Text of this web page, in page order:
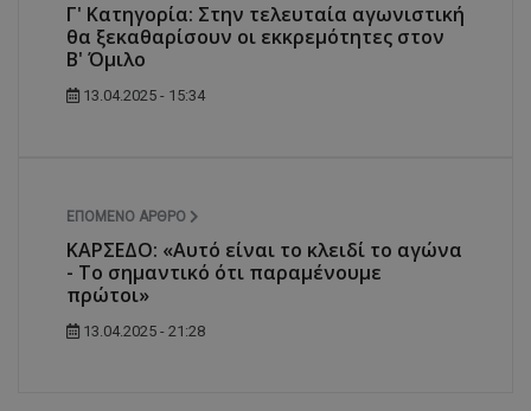
Γ' Κατηγορία: Στην τελευταία αγωνιστική
θα ξεκαθαρίσουν οι εκκρεμότητες στον
Β' Όμιλο
13.04.2025 - 15:34
ΕΠΌΜΕΝΟ ΆΡΘΡΟ
ΚΑΡΣΕΔΟ: «Αυτό είναι το κλειδί το αγώνα
- Το σημαντικό ότι παραμένουμε
πρώτοι»
13.04.2025 - 21:28